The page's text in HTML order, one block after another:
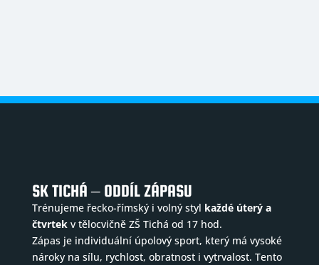
SK TICHÁ – ODDÍL ZÁPASU
Trénujeme řecko-římský i volný styl každé úterý a
čtvrtek v tělocvičně ZŠ Tichá od 17 hod.
Zápas je individuální úpolový sport, který má vysoké
nároky na sílu, rychlost, obratnost i vytrvalost. Tento